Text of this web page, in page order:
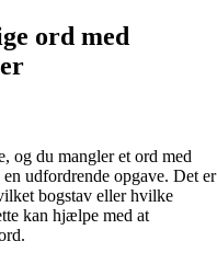
ord med
og du mangler et ord med
udfordrende opgave. Det er
bogstav eller hvilke
kan hjælpe med at